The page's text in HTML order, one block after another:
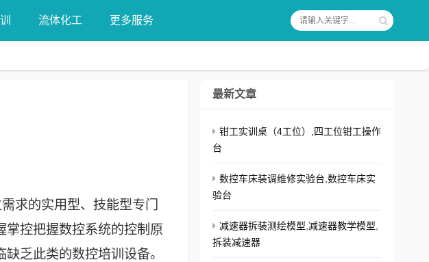
流体化工 更多服务
求的实用型、技能型专门
掌控把握数控系统的控制原
乏此类的数控培训设备。
最新文章
钳工实训桌（4工位）,四工位钳工操作
台
数控车床装调维修实验台,数控车床实
验台
减速器拆装测绘模型,减速器教学模型,
拆装减速器